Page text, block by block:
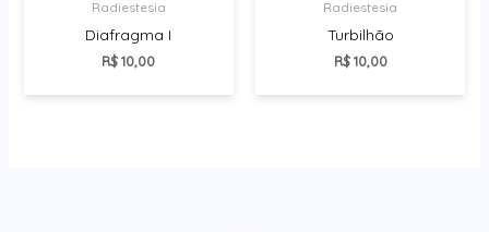
Radiestesia
Diafragma I
R$10,00
Radiestesia
Turbilhão
R$10,00